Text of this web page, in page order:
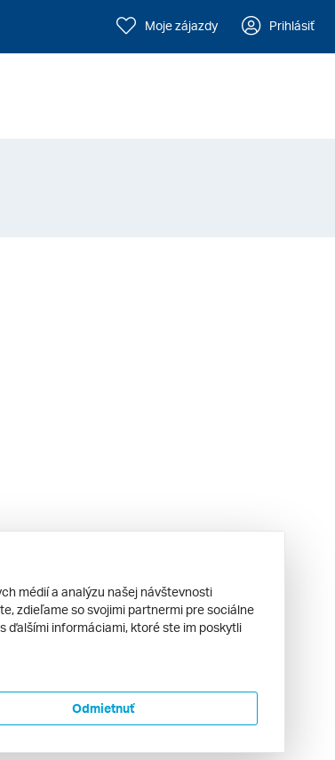
Moje zájazdy Prihlásiť
médií a analýzu našej návštevnosti
zdieľame so svojimi partnermi pre sociálne
ďalšími informáciami, ktoré ste im poskytli
Odmietnuť